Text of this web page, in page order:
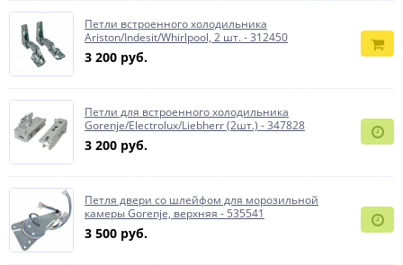
Петли встроенного холодильника
Ariston/Indesit/Whirlpool, 2 шт. - 312450
3 200 руб.
Петли для встроенного холодильника
Gorenje/Electrolux/Liebherr (2шт.) - 347828
3 200 руб.
Петля двери со шлейфом для морозильной
камеры Gorenje, верхняя - 535541
3 500 руб.